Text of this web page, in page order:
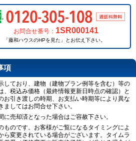
お問合せ番号： 1SR000141
「藤和ハウスのHPを見た」とお伝え下さい。
項
しており、建物（建物プラン例等を含む）等の
、税込み価格（最終情報更新日時点の確認）と
お引き渡しの時期、お支払い時期等により異な
ましてはお問合せ下さい。
売却済となった場合はご容赦下さい。
ものです。お客様がご覧になるタイミングによ
ら変更されている場合がございます。タイムラ